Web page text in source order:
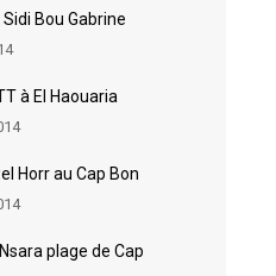
Bou Gabrine
à El Haouaria
Horr au Cap Bon
plage de Cap